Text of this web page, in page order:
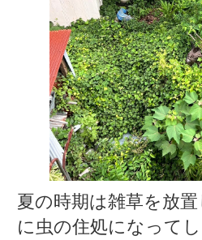
夏の時期は雑草を放
に虫の住処になって